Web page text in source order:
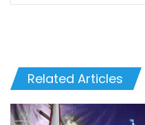
Related Articles